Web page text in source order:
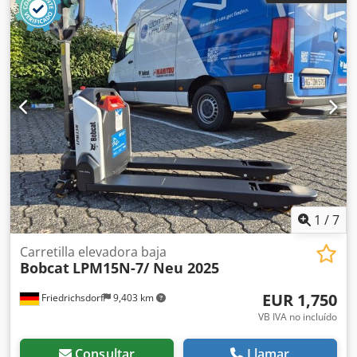
1,150 mm, peso en vacío:585 kg , longitud total:1,710 mm,
tipo de accionamiento:Elektro, ancho de construcción:
800 mm, Apilador Centro de carga: 600 mm Ancho de
horquillas: 180 mm Grosor de horquillas: 60 mm Tipo de
mástil: Dúplex Estado: Nuevo Estado técnico: Nuevo Djdpfx
Aoy Uz Sqebzeck Tipo de neumático delantero: Poliuretano
Estado del neumático delantero: 80 - 100% Tipo de
neumático trasero: Poliuretano Estado del neumático
trasero: 80 - 100% Batería Voltios: 24V Batería Ah: 60Ah
Tipo de batería: Ion de litio Año de fabricación de la
batería: 2026 Estado de la batería: 80 - 100% Certificado
CE, Batería de ion de litio libre de mantenimiento 24 V
1 /7
Friedrichsdorf 9,403 km
Carretilla elevadora baja
Bobcat LPM15N-7/ Neu 2025
EUR 1,750
VB IVA no incluído